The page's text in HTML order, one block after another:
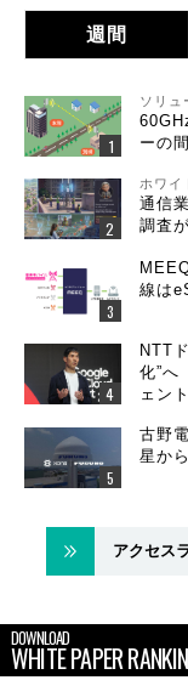
週間
ソリュ
ーの
ホワイ
通信
調査
線は
NTT
化”へ
ェン
古野
星か
アクセス
DOWNLOAD
WHITE PAPER